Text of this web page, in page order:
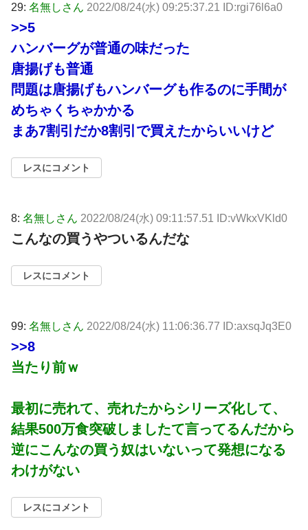
29: 名無しさん 2022/08/24(水) 09:25:37.21 ID:rgi76l6a0
>>5
ハンバーグが普通の味だった
唐揚げも普通
問題は唐揚げもハンバーグも作るのに手間が
めちゃくちゃかかる
まあ7割引だか8割引で買えたからいいけど
レスにコメント
8: 名無しさん 2022/08/24(水) 09:11:57.51 ID:vWkxVKld0
こんなの買うやついるんだな
レスにコメント
99: 名無しさん 2022/08/24(水) 11:06:36.77 ID:axsqJq3E0
>>8
当たり前ｗ
最初に売れて、売れたからシリーズ化して、
結果500万食突破しましたて言ってるんだから
逆にこんなの買う奴はいないって発想になる
わけがない
レスにコメント